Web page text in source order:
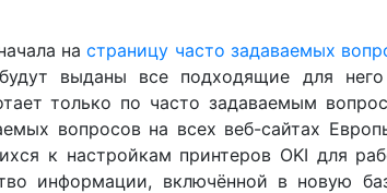
настраницу часто задаваемых
выданы все подходящие для
только по часто задаваемым
вопросов на всех веб-сайтах
к настройкам принтеров OKI для
информации, включённой в новую